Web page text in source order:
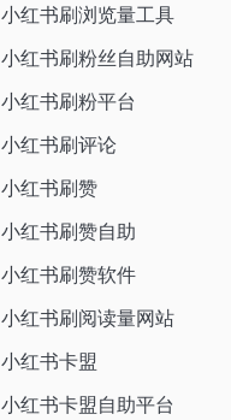
小红书刷浏览量工具
小红书刷粉丝自助网站
小红书刷粉平台
小红书刷评论
小红书刷赞
小红书刷赞自助
小红书刷赞软件
小红书刷阅读量网站
小红书卡盟
小红书卡盟自助平台